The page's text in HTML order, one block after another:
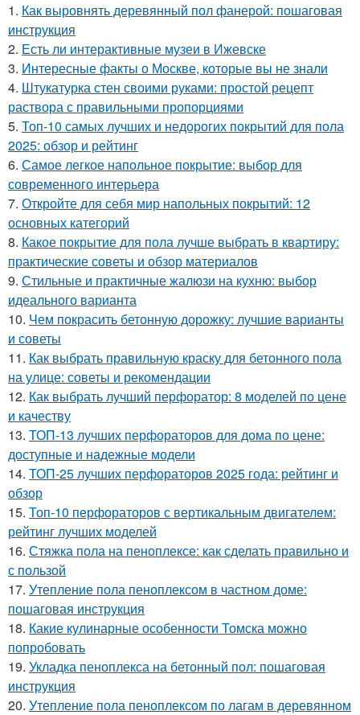
1. Как выровнять деревянный пол фанерой: пошаговая
инструкция
2. Есть ли интерактивные музеи в Ижевске
3. Интересные факты о Москве, которые вы не знали
4. Штукатурка стен своими руками: простой рецепт
раствора с правильными пропорциями
5. Топ-10 самых лучших и недорогих покрытий для пола
2025: обзор и рейтинг
6. Самое легкое напольное покрытие: выбор для
современного интерьера
7. Откройте для себя мир напольных покрытий: 12
основных категорий
8. Какое покрытие для пола лучше выбрать в квартиру:
практические советы и обзор материалов
9. Стильные и практичные жалюзи на кухню: выбор
идеального варианта
10. Чем покрасить бетонную дорожку: лучшие варианты
и советы
11. Как выбрать правильную краску для бетонного пола
на улице: советы и рекомендации
12. Как выбрать лучший перфоратор: 8 моделей по цене
и качеству
13. ТОП-13 лучших перфораторов для дома по цене:
доступные и надежные модели
14. ТОП-25 лучших перфораторов 2025 года: рейтинг и
обзор
15. Топ-10 перфораторов с вертикальным двигателем:
рейтинг лучших моделей
16. Стяжка пола на пеноплексе: как сделать правильно и
с пользой
17. Утепление пола пеноплексом в частном доме:
пошаговая инструкция
18. Какие кулинарные особенности Томска можно
попробовать
19. Укладка пеноплекса на бетонный пол: пошаговая
инструкция
20. Утепление пола пеноплексом по лагам в деревянном